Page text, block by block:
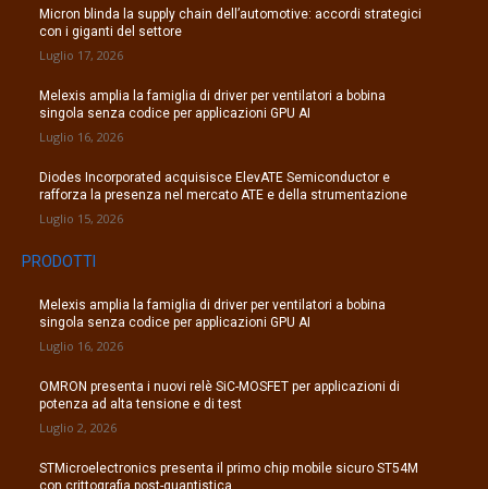
Micron blinda la supply chain dell’automotive: accordi strategici
con i giganti del settore
Luglio 17, 2026
Melexis amplia la famiglia di driver per ventilatori a bobina
singola senza codice per applicazioni GPU AI
Luglio 16, 2026
Diodes Incorporated acquisisce ElevATE Semiconductor e
rafforza la presenza nel mercato ATE e della strumentazione
Luglio 15, 2026
PRODOTTI
Melexis amplia la famiglia di driver per ventilatori a bobina
singola senza codice per applicazioni GPU AI
Luglio 16, 2026
OMRON presenta i nuovi relè SiC-MOSFET per applicazioni di
potenza ad alta tensione e di test
Luglio 2, 2026
STMicroelectronics presenta il primo chip mobile sicuro ST54M
con crittografia post-quantistica